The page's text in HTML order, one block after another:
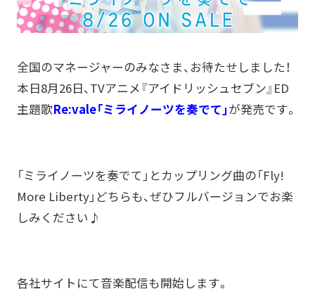
全国のマネージャーのみなさま、お待たせしました！
本日8月26日、TVアニメ『アイドリッシュセブン』ED
主題歌Re:vale「ミライノーツを奏でて」が発売です。
「ミライノーツを奏でて」とカップリング曲の「Fly!
More Liberty」どちらも、ぜひフルバージョンでお楽
しみください♪
各社サイトにて音楽配信も開始します。